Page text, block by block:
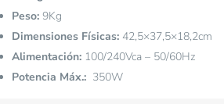
Peso:9Kg
Dimensiones Físicas: 42,5×37,5×18,2cm
Alimentación:100/240Vca – 50/60Hz
Potencia Máx.:350W